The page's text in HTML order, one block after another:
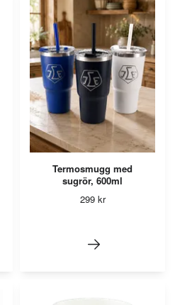
Termosmugg med
sugrör, 600ml
299 kr